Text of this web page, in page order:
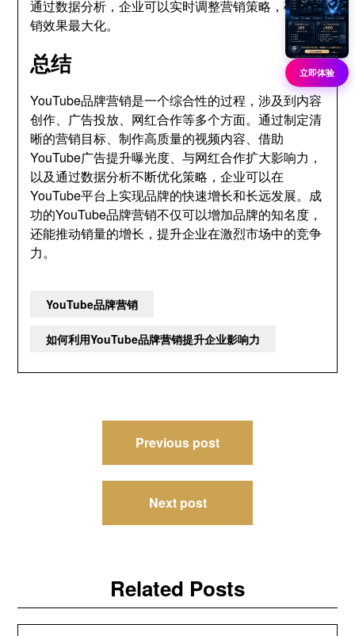
通过数据分析，企业可以实时调整营销策略，确保营
销效果最大化。
总结
YouTube品牌营销是一个综合性的过程，涉及到内容
创作、广告投放、网红合作等多个方面。通过制定清
晰的营销目标、制作高质量的视频内容、借助
YouTube广告提升曝光度、与网红合作扩大影响力，
以及通过数据分析不断优化策略，企业可以在
YouTube平台上实现品牌的快速增长和长远发展。成
功的YouTube品牌营销不仅可以增加品牌的知名度，
还能推动销量的增长，提升企业在激烈市场中的竞争
力。
YouTube品牌营销
如何利用YouTube品牌营销提升企业影响力
Previous post
Next post
Related Posts
立即体验